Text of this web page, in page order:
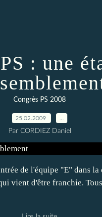
: une
Congrès PS 2008
25.02.2009
Par CORDIEZ Daniel
de l'équipe "E" dans
vient d'être franchie.